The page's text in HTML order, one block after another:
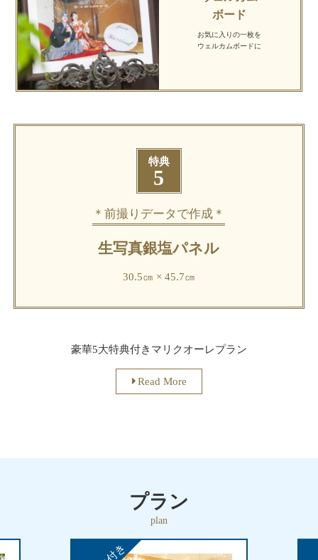
ボード
お気に入りの一枚を
ウェルカムボードに
特典
5
＊前撮りデータで作成＊
生写真銀塩パネル
30.5㎝ × 45.7㎝
豪華5大特典付きマリクオーレプラン
Read More
プラン
plan